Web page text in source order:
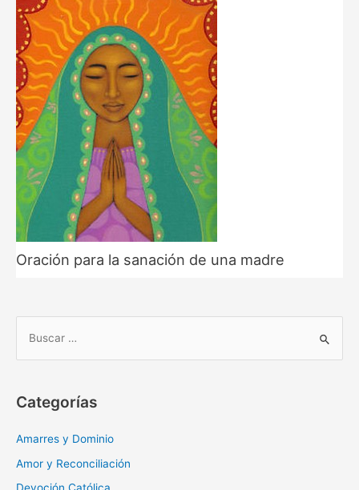
Oración para la sanación de una madre
r
Categorías
Amarres y Dominio
Amor y Reconciliación